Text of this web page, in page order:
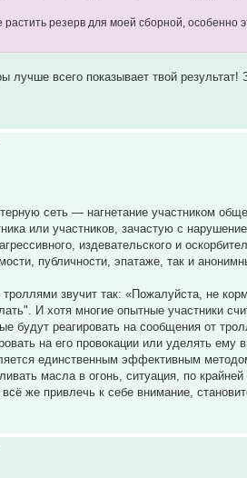
резерв для моей сборной, особенно
лучше всего показывает твой результат!
сеть — нагнетание участником
или участников, зачастую с
издевательского и
публичности, эпатаже, так и
звучит так: «Пожалуйста, не
И хотя многие опытные участники
будут реагировать на сообщения от
на его провокации или уделять
единственным эффективным
масла в огонь, ситуация, по
всё же привлечь к себе внимание,